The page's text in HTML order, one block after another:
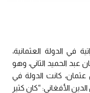
في الدولة العثمانية،
الحميد الثاني، وهو
عثمان، كانت الدولة في
الأفغاني: “كان كثير